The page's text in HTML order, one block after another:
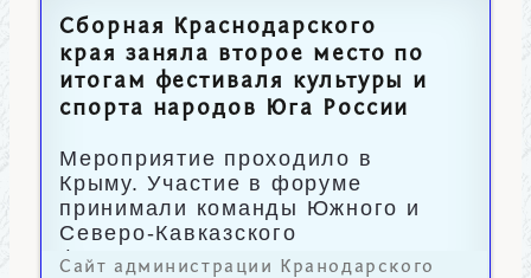
Сборная Краснодарского
края заняла второе место по
итогам фестиваля культуры и
спорта народов Юга России
Мероприятие проходило в
Крыму. Участие в форуме
принимали команды Южного и
Северо-Кавказского
федерального округов.
Сайт администрации Кранодарского